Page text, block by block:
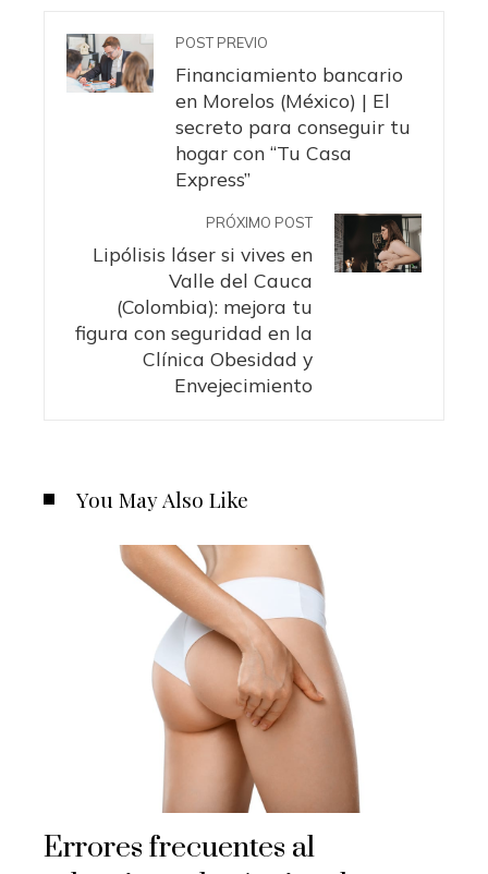
POST PREVIO
Financiamiento bancario
en Morelos (México) | El
secreto para conseguir tu
hogar con “Tu Casa
Express”
PRÓXIMO POST
Lipólisis láser si vives en
Valle del Cauca
(Colombia): mejora tu
figura con seguridad en la
Clínica Obesidad y
Envejecimiento
You May Also Like
Errores frecuentes al